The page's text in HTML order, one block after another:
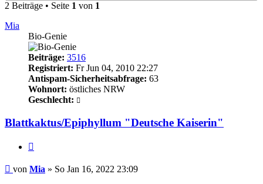
2 Beiträge • Seite 1 von 1
Mia
Bio-Genie
Beiträge: 3516
Registriert: Fr Jun 04, 2010 22:27
Antispam-Sicherheitsabfrage: 63
Wohnort: östliches NRW
Geschlecht:
Blattkaktus/Epiphyllum "Deutsche Kaiserin"
Beitrag
von Mia » So Jan 16, 2022 23:09